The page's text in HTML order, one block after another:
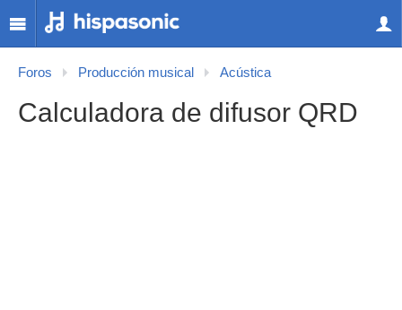
Foros Producción musical Acústica
Calculadora de difusor QRD